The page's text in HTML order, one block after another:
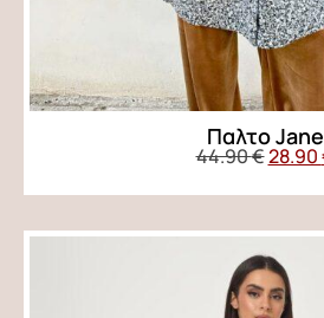
Παλτο Jane
44.90€28.90